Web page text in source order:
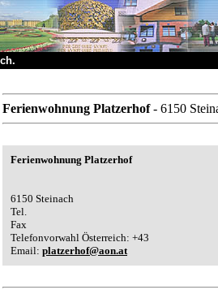
Ferienwohnung Platzerhof- 6150
Ferienwohnung Platzerhof
6150 Steinach
Tel.
Fax
Telefonvorwahl Österreich: +43
Email: platzerhof@aon.at